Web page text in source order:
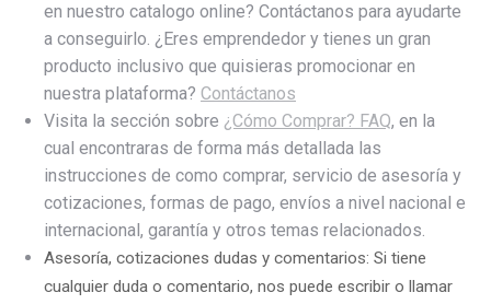
en nuestro catalogo online? Contáctanos para ayudarte
a conseguirlo. ¿Eres emprendedor y tienes un gran
producto inclusivo que quisieras promocionar en
nuestra plataforma? Contáctanos
Visita la sección sobre ¿Cómo Comprar? FAQ, en la
cual encontraras de forma más detallada las
instrucciones de como comprar, servicio de asesoría y
cotizaciones, formas de pago, envíos a nivel nacional e
internacional, garantía y otros temas relacionados.
Asesoría, cotizaciones dudas y comentarios: Si tiene
cualquier duda o comentario, nos puede escribir o llamar